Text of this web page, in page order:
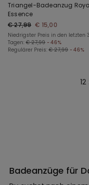
Triangel-Badeanzug
Essence
€ 27,99 € 15,00
Niedrigster Preis in den letzten
Tagen: € 27,99 -46%
Regulärer Preis: € 27,99 -46%
Badeanzüge für